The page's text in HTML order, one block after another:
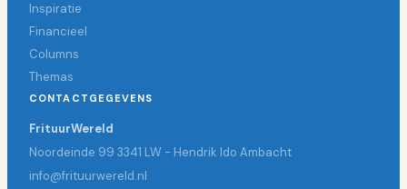
Inspiratie
Financieel
Columns
Themas
CONTACTGEGEVENS
FrituurWereld
Noordeinde 99 3341 LW - Hendrik Ido Ambacht
info@frituurwereld.nl